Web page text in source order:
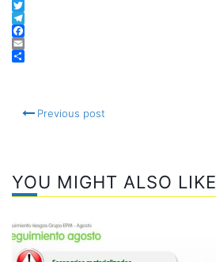
WhatsApp
Twitter
Telegram
Facebook
Email
Previous post
YOU MIGHT ALSO LIKE